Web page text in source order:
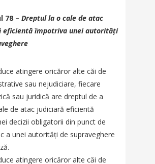
78 –Dreptul la o cale de atac
eficientă împotriva unei autorități
atingere oricăror alte căi de
sau nejudiciare, fiecare
sau juridică are dreptul de a
de atac judiciară eficientă
decizii obligatorii din punct de
a unei autorități de supraveghere
atingere oricăror alte căi de